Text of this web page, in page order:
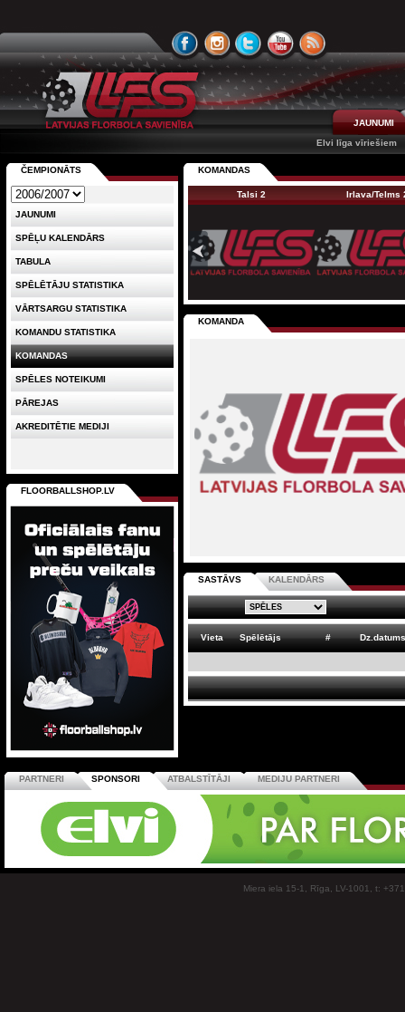
JAUNUMI
Elvi līga vīriešiem
KOMANDAS
Talsi 2 Irlava/Telms
KOMANDA
SASTĀVS KALENDĀRS
Vieta Spēlētājs # Dz.datums
ČEMPIONĀTS
JAUNUMI
SPĒĻU KALENDĀRS
TABULA
SPĒLĒTĀJU STATISTIKA
VĀRTSARGU STATISTIKA
KOMANDU STATISTIKA
KOMANDAS
SPĒLES NOTEIKUMI
PĀREJAS
AKREDITĒTIE MEDIJI
FLOORBALLSHOP.LV
PARTNERI SPONSORI ATBALSTĪTĀJI MEDIJU PARTNERI
Miera iela 15-1, Rīga, LV-1001, t: